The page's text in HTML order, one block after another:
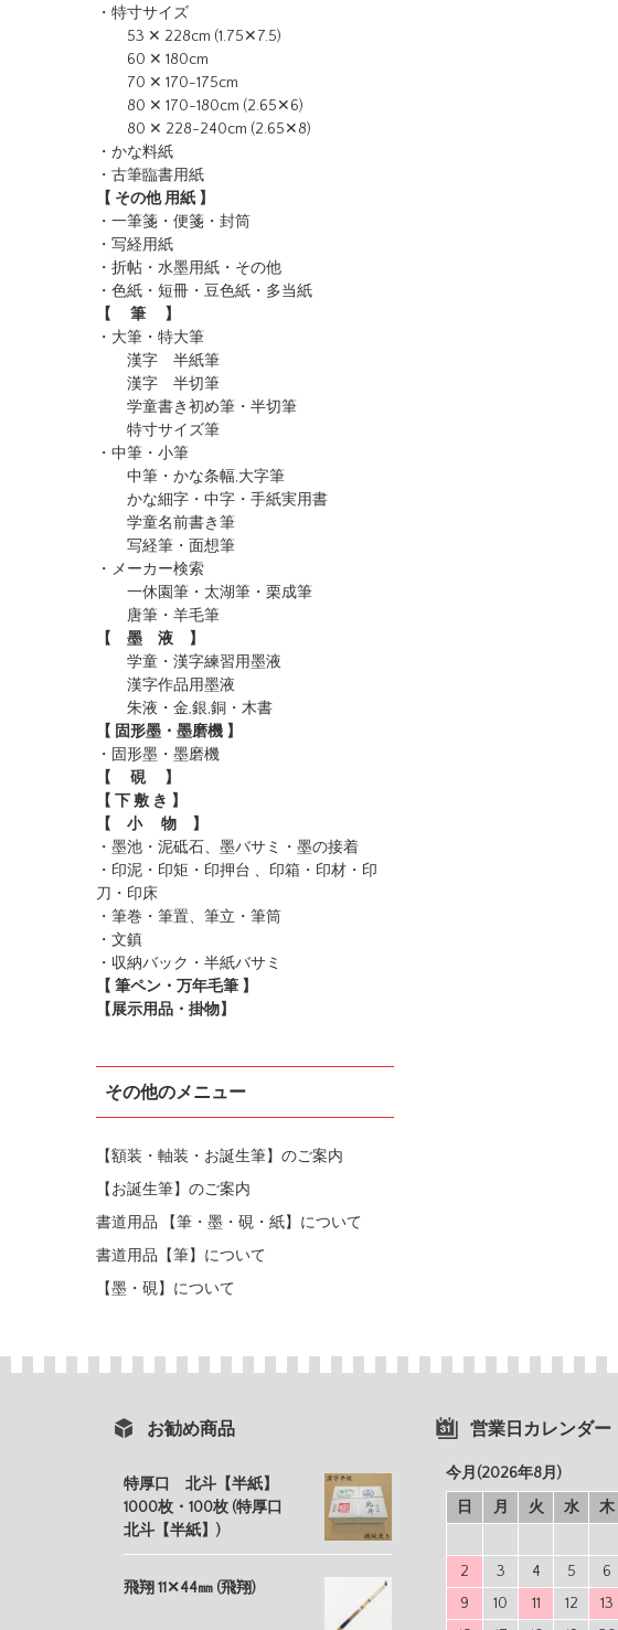
・特寸サイズ
53 ✕ 228cm (1.75✕7.5)
60 ✕ 180cm
70 ✕ 170-175cm
80 ✕ 170-180cm (2.65✕6)
80 ✕ 228-240cm (2.65✕8)
・かな料紙
・古筆臨書用紙
【 その他 用紙 】
・一筆箋・便箋・封筒
・写経用紙
・折帖・水墨用紙・その他
・色紙・短冊・豆色紙・多当紙
【 筆 】
・大筆・特大筆
漢字 半紙筆
漢字 半切筆
学童書き初め筆・半切筆
特寸サイズ筆
・中筆・小筆
中筆・かな条幅,大字筆
かな細字・中字・手紙実用書
学童名前書き筆
写経筆・面想筆
・メーカー検索
一休園筆 ・太湖筆 ・栗成筆
唐筆 ・羊毛筆
【 墨 液 】
学童・漢字練習用墨液
漢字作品用墨液
朱液・金,銀,銅・木書
【 固形墨・墨磨機 】
・固形墨 ・墨磨機
【 硯 】
【 下 敷 き 】
【 小 物 】
・墨池・泥砥石、墨バサミ・墨の接着
・印泥・印矩・印押台 、印箱・印材・印
刀・印床
・筆巻・筆置、筆立・筆筒
・文鎮
・収納バック・半紙バサミ
【 筆ペン・万年毛筆 】
【展示用品・掛物】
その他のメニュー
【額装・軸装・お誕生筆】のご案内
【お誕生筆】のご案内
書道用品 【筆・墨・硯・紙】について
書道用品【筆】について
【墨・硯】について
お勧め商品
特厚口 北斗【半紙】
1000枚・100枚 (特厚口
北斗【半紙】)
飛翔 11✕44㎜ (飛翔)
営業日カレンダー
今月(2026年8月)
日
月 火 水 木
2
3 4 5 6
9
10 11 12 13